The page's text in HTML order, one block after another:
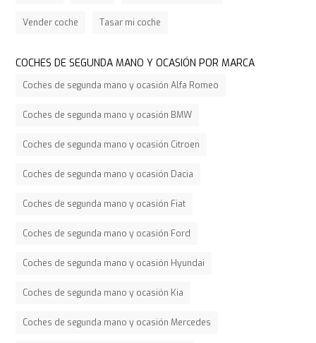
Vender coche Tasar mi coche
COCHES DE SEGUNDA MANO Y OCASIÓN POR MARCA
Coches de segunda mano y ocasión Alfa Romeo
Coches de segunda mano y ocasión BMW
Coches de segunda mano y ocasión Citroen
Coches de segunda mano y ocasión Dacia
Coches de segunda mano y ocasión Fiat
Coches de segunda mano y ocasión Ford
Coches de segunda mano y ocasión Hyundai
Coches de segunda mano y ocasión Kia
Coches de segunda mano y ocasión Mercedes